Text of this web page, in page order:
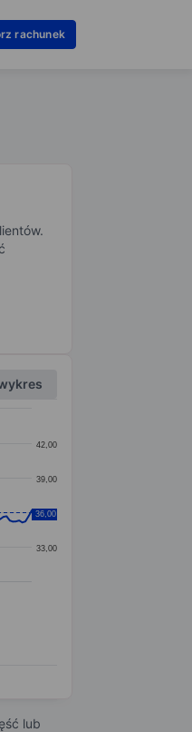
rachunek
33,00
36,00
39,00
42,00
36,00
lub